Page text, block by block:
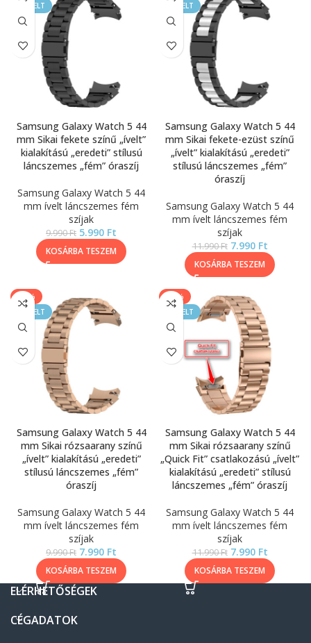
KIEMELT
Samsung Galaxy Watch 5 44
mm Sikai fekete színű „ívelt”
kialakítású „eredeti” stílusú
láncszemes „fém” óraszíj
Samsung Galaxy Watch 5 44
mm ívelt láncszemes fém
szíjak
9.990Ft 5.990 Ft
KOSÁRBA TESZEM
KIEMELT
Samsung Galaxy Watch 5 44
mm Sikai fekete-ezüst színű
„ívelt” kialakítású „eredeti”
stílusú láncszemes „fém”
óraszíj
Samsung Galaxy Watch 5 44
mm ívelt láncszemes fém
szíjak
11.990Ft 7.990 Ft
KOSÁRBA TESZEM
-20%
KIEMELT
Samsung Galaxy Watch 5 44
mm Sikai rózsaarany színű
„ívelt” kialakítású „eredeti”
stílusú láncszemes „fém”
óraszíj
Samsung Galaxy Watch 5 44
mm ívelt láncszemes fém
szíjak
9.990Ft 7.990 Ft
KOSÁRBA TESZEM
-33%
KIEMELT
Samsung Galaxy Watch 5 44
mm Sikai rózsaarany színű
„Quick Fit” csatlakozású „ívelt”
kialakítású „eredeti” stílusú
láncszemes „fém” óraszíj
Samsung Galaxy Watch 5 44
mm ívelt láncszemes fém
szíjak
11.990Ft 7.990 Ft
KOSÁRBA TESZEM
ELÉRHETŐSÉGEK
CÉGADATOK